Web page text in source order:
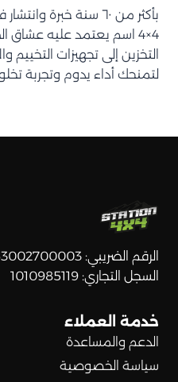
4×4 اسم يعتمد عليه
التخزين إلى تجهيزات
لتمنحك أداء يدوم وتجربة
الرقم الضريبي: 300053002700003
السجل التجاري: 1010985119
خدمة العملاء
الدعم والمساعدة
سياسة الخصوصية